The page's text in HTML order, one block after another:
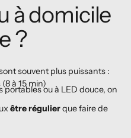
à domicile
?
souvent plus puissants :
à 15 min)
ou à LED douce, on
être régulierque faire de